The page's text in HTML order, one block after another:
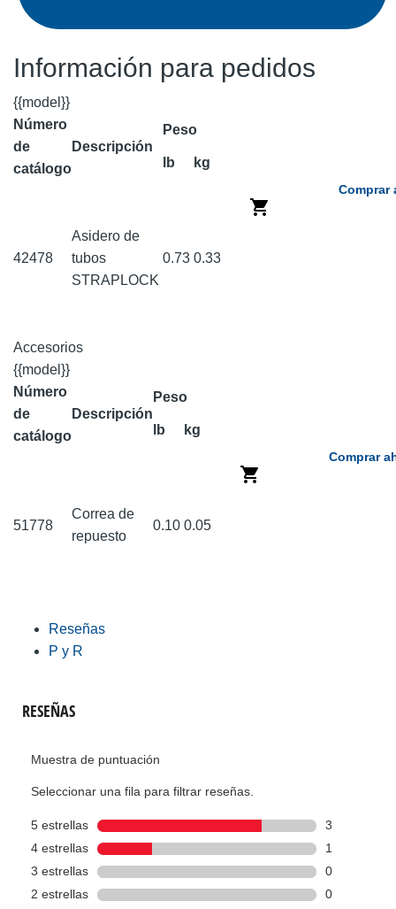
Información para pedidos
{{model}}
Número
de
catálogo
Descripción
Peso
lb kg
42478
Asidero de
tubos
STRAPLOCK
0.73 0.33
Comprar
Accesorios
{{model}}
Número
de
catálogo
Descripción
Peso
lb kg
51778
Correa de
repuesto
0.10 0.05
Comprar
Reseñas
P y R